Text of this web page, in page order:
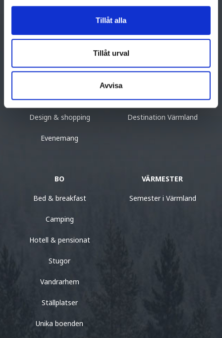
Tillåt alla
Tillåt urval
Avvisa
Aktiviteter
Mat & dryck
Design & shopping
Evenemang
Upptäck Värmland
Destinationer i Värmland
Destination Värmland
BO
Bed & breakfast
Camping
Hotell & pensionat
Stugor
Vandrarhem
Ställplatser
Unika boenden
VÄRMESTER
Semester i Värmland